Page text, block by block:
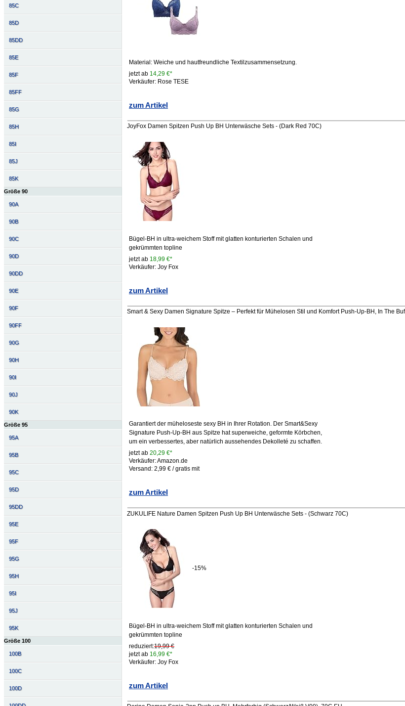
85C
85D
85DD
85E
85F
85FF
85G
85H
85I
85J
85K
Größe 90
90A
90B
90C
90D
90DD
90E
90F
90FF
90G
90H
90I
90J
90K
Größe 95
95A
95B
95C
95D
95DD
95E
95F
95G
95H
95I
95J
95K
Größe 100
100B
100C
100D
Material: Weiche und hautfreundliche Textilzusammensetzung.
jetzt ab 14,29 €*
Verkäufer: Rose TESE
zum Artikel
JoyFox Damen Spitzen Push Up BH Unterwäsche Sets - (Dark Red 70C)
Bügel-BH in ultra-weichem Stoff mit glatten konturierten Schalen und
gekrümmten topline
jetzt ab 18,99 €*
Verkäufer: Joy Fox
zum Artikel
Smart & Sexy Damen Signature Spitze – Perfekt für Mühelosen Stil und Komfort Push-Up-BH, In The
Garantiert der müheloseste sexy BH in Ihrer Rotation. Der Smart&Sexy
Signature Push-Up-BH aus Spitze hat superweiche, geformte Körbchen,
um ein verbessertes, aber natürlich aussehendes Dekolleté zu schaffen.
jetzt ab20,29 €*
Verkäufer: Amazon.de
Versand: 2,99 € / gratis mit
zum Artikel
ZUKULIFE Nature Damen Spitzen Push Up BH Unterwäsche Sets - (Schwarz 70C)
-15%
Bügel-BH in ultra-weichem Stoff mit glatten konturierten Schalen und
gekrümmten topline
reduziert:19,99 €
jetzt ab 16,99 €*
Verkäufer: Joy Fox
zum Artikel